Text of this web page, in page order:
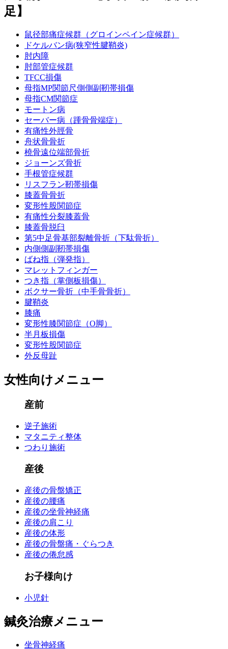
足】
鼠径部痛症候群（グロインペイン症候群）
ドケルバン病(狭窄性腱鞘炎)
肘内障
肘部管症候群
TFCC損傷
母指MP関節尺側側副靭帯損傷
母指CM関節症
モートン病
セーバー病（踵骨骨端症）
有痛性外脛骨
舟状骨骨折
橈骨遠位端部骨折
ジョーンズ骨折
手根管症候群
リスフラン靭帯損傷
膝蓋骨骨折
変形性股関節症
有痛性分裂膝蓋骨
膝蓋骨脱臼
第5中足骨基部裂離骨折（下駄骨折）
内側側副靭帯損傷
ばね指（弾発指）
マレットフィンガー
つき指（掌側板損傷）
ボクサー骨折（中手骨骨折）
腱鞘炎
膝痛
変形性膝関節症（O脚）
半月板損傷
変形性股関節症
外反母趾
女性向けメニュー
産前
逆子施術
マタニティ整体
つわり施術
産後
産後の骨盤矯正
産後の腰痛
産後の坐骨神経痛
産後の肩こり
産後の体形
産後の骨盤痛・ぐらつき
産後の倦怠感
お子様向け
小児針
鍼灸治療メニュー
坐骨神経痛